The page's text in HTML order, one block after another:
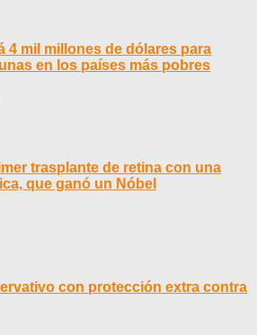
4 mil millones de dólares para
en los países más pobres
trasplante de retina con una
que ganó un Nóbel
con protección extra contra